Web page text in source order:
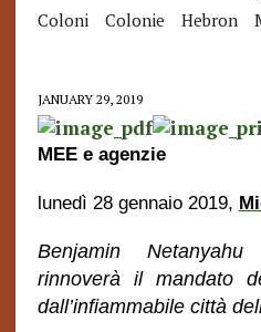
Coloni
Colonie Hebron
JANUARY 29, 2019
MEE e agenzie
lunedì 28 gennaio 2019,
Benjamin
rinnoverà il mandato
dall’infiammabile città